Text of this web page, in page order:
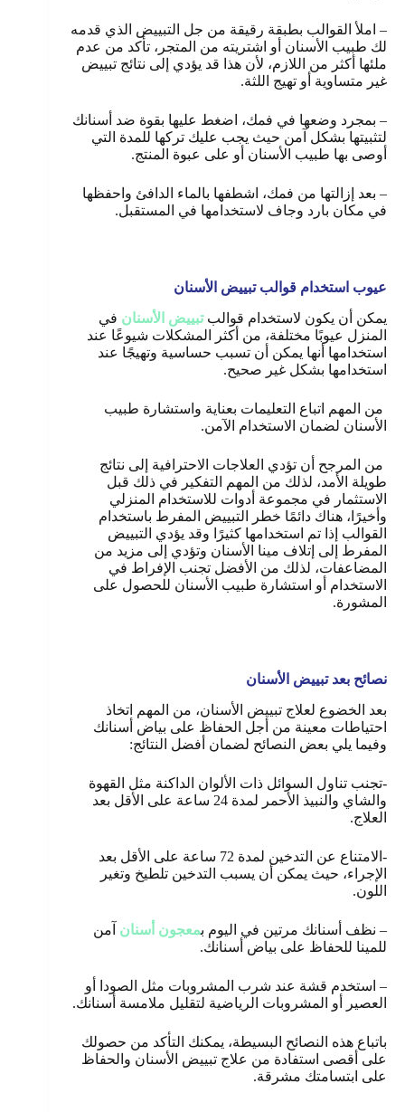
– املأ القوالب بطبقة رقيقة من جل التبييض الذي قدمه
لك طبيب الأسنان أو اشتريته من المتجر، تأكد من عدم
ملئها أكثر من اللازم، لأن هذا قد يؤدي إلى نتائج تبييض
غير متساوية أو تهيج اللثة.
– بمجرد وضعها في فمك، اضغط عليها بقوة ضد أسنانك
لتثبيتها بشكل آمن حيث يجب عليك تركها للمدة التي
أوصى بها طبيب الأسنان أو على عبوة المنتج.
– بعد إزالتها من فمك، اشطفها بالماء الدافئ واحفظها
في مكان بارد وجاف لاستخدامها في المستقبل.
عيوب استخدام قوالب تبييض الأسنان
يمكن أن يكون لاستخدام قوالب تبييض الأسنان في
المنزل عيوبًا مختلفة، من أكثر المشكلات شيوعًا عند
استخدامها أنها يمكن أن تسبب حساسية وتهيجًا عند
استخدامها بشكل غير صحيح.
من المهم اتباع التعليمات بعناية واستشارة طبيب
الأسنان لضمان الاستخدام الآمن.
من المرجح أن تؤدي العلاجات الاحترافية إلى نتائج
طويلة الأمد، لذلك من المهم التفكير في ذلك قبل
الاستثمار في مجموعة أدوات للاستخدام المنزلي
وأخيرًا، هناك دائمًا خطر التبييض المفرط باستخدام
القوالب إذا تم استخدامها كثيرًا وقد يؤدي التبييض
المفرط إلى إتلاف مينا الأسنان وتؤدي إلى مزيد من
المضاعفات، لذلك من الأفضل تجنب الإفراط في
الاستخدام أو استشارة طبيب الأسنان للحصول على
المشورة.
نصائح بعد تبييض الأسنان
بعد الخضوع لعلاج تبييض الأسنان، من المهم اتخاذ
احتياطات معينة من أجل الحفاظ على بياض أسنانك
وفيما يلي بعض النصائح لضمان أفضل النتائج:
-تجنب تناول السوائل ذات الألوان الداكنة مثل القهوة
والشاي والنبيذ الأحمر لمدة 24 ساعة على الأقل بعد
العلاج.
-الامتناع عن التدخين لمدة 72 ساعة على الأقل بعد
الإجراء، حيث يمكن أن يسبب التدخين تلطيخ وتغير
اللون.
– نظف أسنانك مرتين في اليوم بمعجون أسنان آمن
للمينا للحفاظ على بياض أسنانك.
– استخدم قشة عند شرب المشروبات مثل الصودا أو
العصير أو المشروبات الرياضية لتقليل ملامسة أسنانك.
باتباع هذه النصائح البسيطة، يمكنك التأكد من حصولك
على أقصى استفادة من علاج تبييض الأسنان والحفاظ
على ابتسامتك مشرقة.